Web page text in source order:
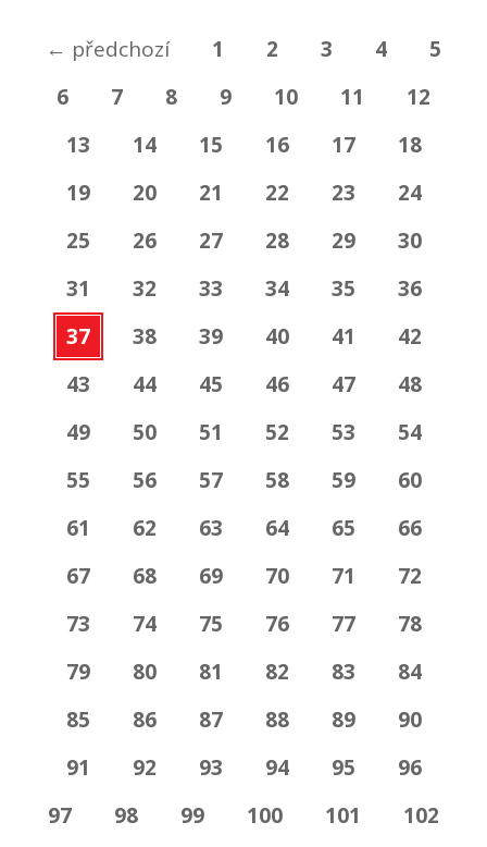
← předchozí 1 2 3 4
5
6
7 8 9 10 11
12
13
14 15 16 17
18
19
20 21 22 23
24
25
26 27 28 29
30
31
32 33 34 35
36
37
38 39 40 41
42
43
44 45 46 47
48
49
50 51 52 53
54
55
56 57 58 59
60
61
62 63 64 65
66
67
68 69 70 71
72
73
74 75 76 77
78
79
80 81 82 83
84
85
86 87 88 89
90
91
92 93 94 95
96
97
98 99 100 101
102